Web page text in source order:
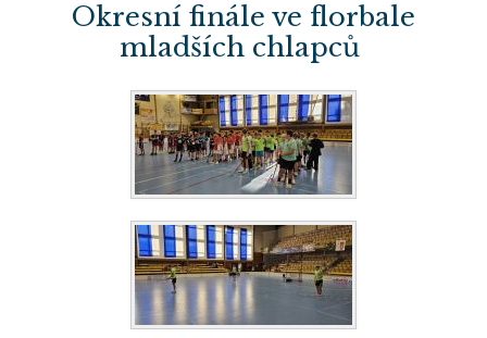
Okresní finále ve florbale
mladších chlapců